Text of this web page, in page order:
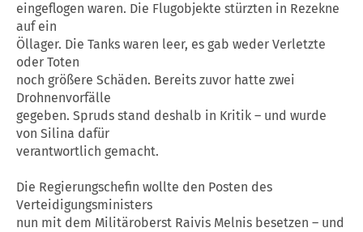
eingeflogen waren. Die Flugobjekte stürzten in Rezekne
auf ein
Öllager. Die Tanks waren leer, es gab weder Verletzte
oder Toten
noch größere Schäden. Bereits zuvor hatte zwei
Drohnenvorfälle
gegeben. Spruds stand deshalb in Kritik – und wurde
von Silina dafür
verantwortlich gemacht.
Die Regierungschefin wollte den Posten des
Verteidigungsministers
nun mit dem Militäroberst Raivis Melnis besetzen – und